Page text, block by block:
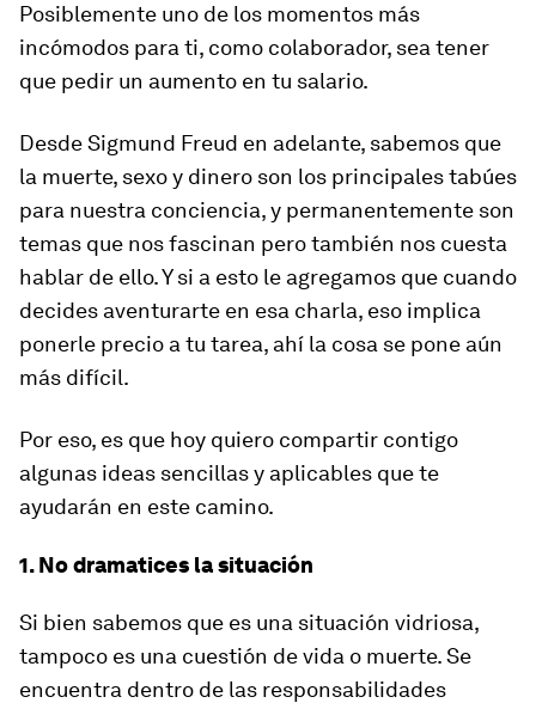
Posiblemente uno de los momentos más
incómodos para ti, como colaborador, sea tener
que pedir un aumento en tu salario.
Desde Sigmund Freud en adelante, sabemos que
la muerte, sexo y dinero son los principales tabúes
para nuestra conciencia, y permanentemente son
temas que nos fascinan pero también nos cuesta
hablar de ello. Y si a esto le agregamos que cuando
decides aventurarte en esa charla, eso implica
ponerle precio a tu tarea, ahí la cosa se pone aún
más difícil.
Por eso, es que hoy quiero compartir contigo
algunas ideas sencillas y aplicables que te
ayudarán en este camino.
1. No dramatices la situación
Si bien sabemos que es una situación vidriosa,
tampoco es una cuestión de vida o muerte. Se
encuentra dentro de las responsabilidades